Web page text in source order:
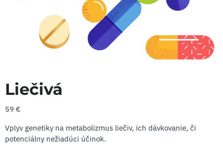
Liečivá
59 €
Vplyv genetiky na metabolizmus liečiv, ich dávkovanie, či
potenciálny nežiadúci účinok.